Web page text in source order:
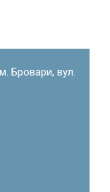
Бровари, вул.